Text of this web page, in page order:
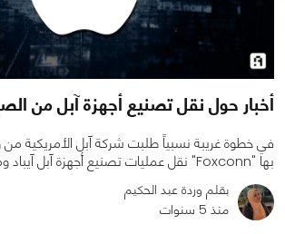
أخبار حول نقل تصنيع أجهزة آبل من
في خطوة غريبة نسبياً طلبت شركة آبل الأمريكية
بها "Foxconn" نقل عمليات تصنيع أجهزة آبل آيباد وماك بوك
بقلم وردة عبد الحكيم
منذ 5 سنوات